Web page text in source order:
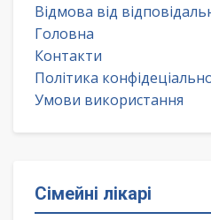
Відмова від
Головна
Контакти
Політика
Умови використання
Сімейні лікарі